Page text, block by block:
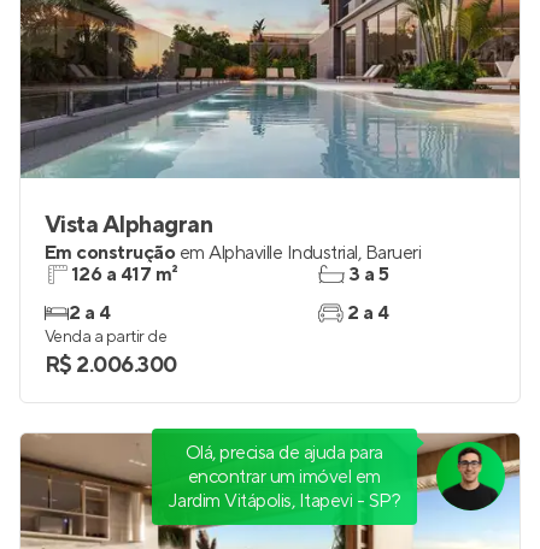
Vista Alphagran
Em construção em Alphaville Industrial, Barueri
126 a 417 m²
2 a 4
3 a 5
2 a 4
Venda a partir de
R$ 2.006.300
Olá, precisa de ajuda para
encontrar um imóvel em
Jardim Vitápolis, Itapevi - SP?